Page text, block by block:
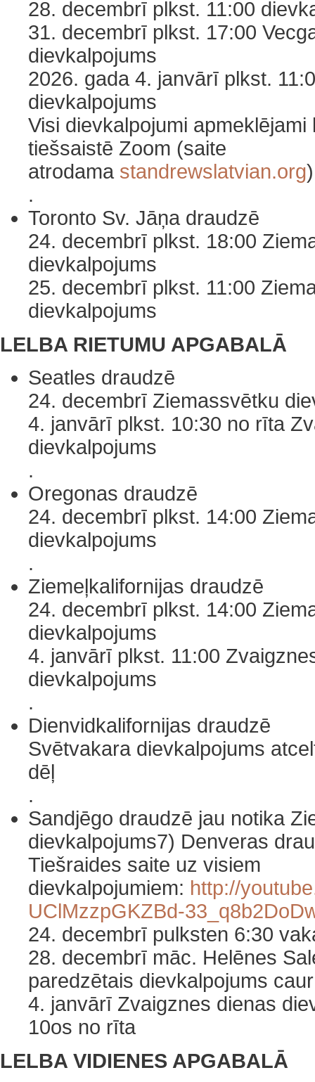
28. decembrī plkst. 11:00
31. decembrī plkst. 17:00
dievkalpojums
2026. gada 4. janvārī plkst.
dievkalpojums
Visi dievkalpojumi
tiešsaistē Zoom (saite
atrodama standrewslatvian.org)
.
Toronto Sv. Jāņa draudzē
24. decembrī plkst. 18:00
dievkalpojums
25. decembrī plkst. 11:00
dievkalpojums
LELBA RIETUMU APGABALĀ
Seatles draudzē
24. decembrī Ziemassvētku
4. janvārī plkst. 10:30 no rīta
dievkalpojums
.
Oregonas draudzē
24. decembrī plkst. 14:00
dievkalpojums
.
Ziemeļkalifornijas draudzē
24. decembrī plkst. 14:00
dievkalpojums
4. janvārī plkst. 11:00
dievkalpojums
.
Dienvidkalifornijas draudzē
Svētvakara dievkalpojums
dēļ
.
Sandjēgo draudzē jau notika
dievkalpojums7) Denveras
Tiešraides saite uz visiem
dievkalpojumiem: http://
UClMzzpGKZBd-
24. decembrī pulksten 6:30
28. decembrī māc. Helēnes
paredzētais dievkalpojums
4. janvārī Zvaigznes dienas
10os no rīta
LELBA VIDIENES APGABALĀ